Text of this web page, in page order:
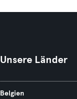
Unsere Länder
Belgien